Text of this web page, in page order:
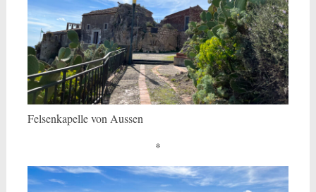
Felsenkapelle von Aussen
*